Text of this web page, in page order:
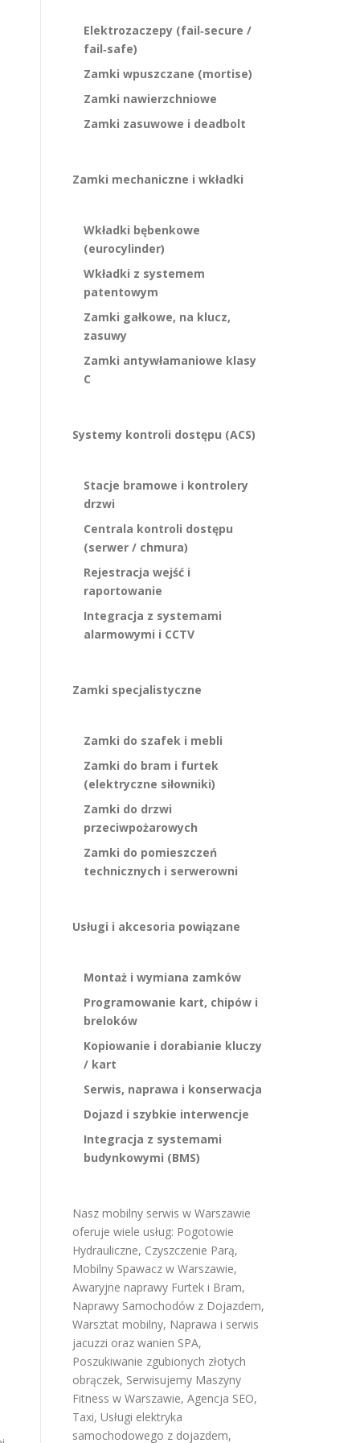
Elektrozaczepy (fail‑secure /
fail‑safe)
Zamki wpuszczane (mortise)
Zamki nawierzchniowe
Zamki zasuwowe i deadbolt
Zamki mechaniczne i wkładki
Wkładki bębenkowe
(eurocylinder)
Wkładki z systemem
patentowym
Zamki gałkowe, na klucz,
zasuwy
Zamki antywłamaniowe klasy
C
Systemy kontroli dostępu (ACS)
Stacje bramowe i kontrolery
drzwi
Centrala kontroli dostępu
(serwer / chmura)
Rejestracja wejść i
raportowanie
Integracja z systemami
alarmowymi i CCTV
Zamki specjalistyczne
Zamki do szafek i mebli
Zamki do bram i furtek
(elektryczne siłowniki)
Zamki do drzwi
przeciwpożarowych
Zamki do pomieszczeń
technicznych i serwerowni
Usługi i akcesoria powiązane
Montaż i wymiana zamków
Programowanie kart, chipów i
breloków
Kopiowanie i dorabianie kluczy
/ kart
Serwis, naprawa i konserwacja
Dojazd i szybkie interwencje
Integracja z systemami
budynkowymi (BMS)
Nasz mobilny serwis w Warszawie
oferuje wiele usług: Pogotowie
Hydrauliczne, Czyszczenie Parą,
Mobilny Spawacz w Warszawie,
Awaryjne naprawy Furtek i Bram,
Naprawy Samochodów z Dojazdem,
Warsztat mobilny, Naprawa i serwis
jacuzzi oraz wanien SPA,
Poszukiwanie zgubionych złotych
obrączek, Serwisujemy Maszyny
Fitness w Warszawie, Agencja SEO,
Taxi, Usługi elektryka
samochodowego z dojazdem,